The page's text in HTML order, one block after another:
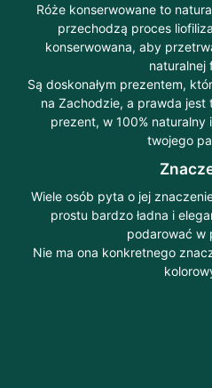
Róże konserwowane to
przechodzą proces
konserwowana, aby
naturalnej
Są doskonałym prezentem,
na Zachodzie, a prawda jest
prezent, w 100%
twojego
Wiele osób pyta o jej
prostu bardzo ładna i
podarować w
Nie ma ona konkretnego